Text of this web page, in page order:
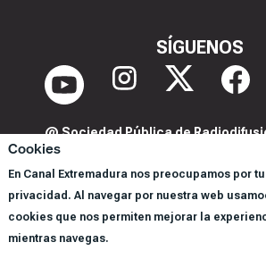
Cookies
En Canal Extremadura nos preocupamos por tu
privacidad. Al navegar por nuestra web
cookies que nos permiten mejorar la
mientras navegas.
SÍGUENOS
@ Sociedad Pública de
POLITICA DE PRIVACIDAD Y